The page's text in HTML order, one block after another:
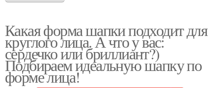
Какая форма шапки подходит для
круглого лица. А что у вас:
сердечко или бриллиант?)
Подбираем идеальную шапку по
форме лица!